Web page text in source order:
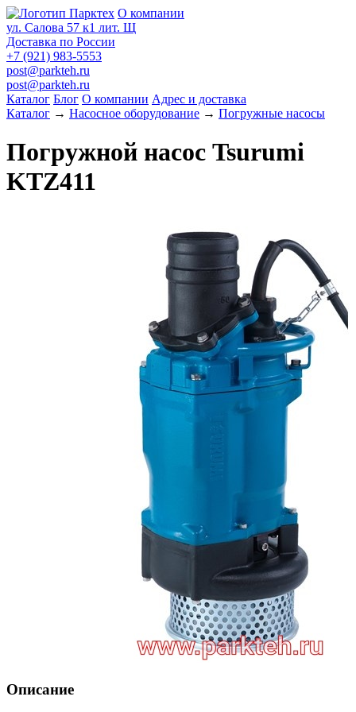
О компании
ул. Салова 57 к1 лит. Щ
Доставка по России
+7 (921) 983-5553
post@parkteh.ru
post@parkteh.ru
Каталог Блог О компании Адрес и доставка
Каталог → Насосное оборудование → Погружные насосы
Погружной насос Tsurumi
KTZ411
Описание